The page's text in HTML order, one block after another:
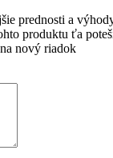
prednosti a
produktu ťa
nový riadok